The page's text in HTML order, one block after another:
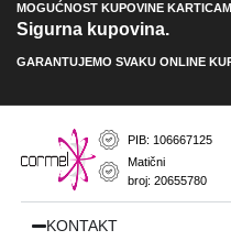
MOGUĆNOST KUPOVINE
Sigurna kupovina.
GARANTUJEMO SVAKU ONLINE
PIB: 106667125
Matični
broj: 20655780
KONTAKT